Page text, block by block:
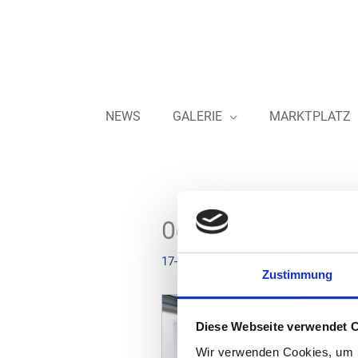
Zustimmung
Diese Webseite verwendet
Wir verwenden Cookies,
NEWS GALERIE MARKTPLATZ
Oest – Neue E-
17-08-2022